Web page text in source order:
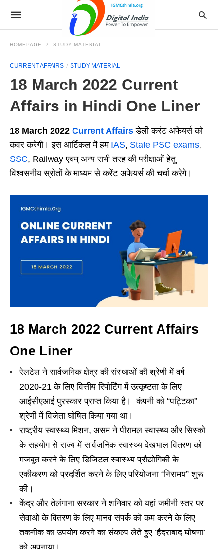
HOMEPAGE STUDY MATERIAL
CURRENT AFFAIRS STUDY MATERIAL
18 March 2022 Current
Affairs in Hindi One Liner
18 March 2022 Current Affairs डेली करंट अफेयर्स को
कवर करेगी। इस आर्टिकल में हम IAS, State PSC exams,
SSC, Railway एवम् अन्य सभी तरह की परीक्षाओं हेतु
विश्वसनीय स्रोतों के माध्यम से करेंट अफेयर्स की चर्चा करेगे।
18 March 2022 Current Affairs
One Liner
रेलटेल ने सार्वजनिक क्षेत्र की संस्थाओं की श्रेणी में वर्ष
2020-21 के लिए वित्तीय रिपोर्टिंग में उत्कृष्टता के लिए
आईसीएआई पुरस्कार प्राप्त किया है। कंपनी को “पट्टिका”
श्रेणी में विजेता घोषित किया गया था।
राष्ट्रीय स्वास्थ्य मिशन, असम ने पीरामल स्वास्थ्य और सिस्को
के सहयोग से राज्य में सार्वजनिक स्वास्थ्य देखभाल वितरण को
मजबूत करने के लिए डिजिटल स्वास्थ्य प्रौद्योगिकी के
एकीकरण को प्रदर्शित करने के लिए परियोजना “निरामय” शुरू
की।
केंद्र और तेलंगाना सरकार ने शनिवार को यहां जमीनी स्तर पर
सेवाओं के वितरण के लिए मानव संपर्क को कम करने के लिए
तकनीक का उपयोग करने का संकल्प लेते हुए ‘हैदराबाद घोषणा’
को अपनाया।